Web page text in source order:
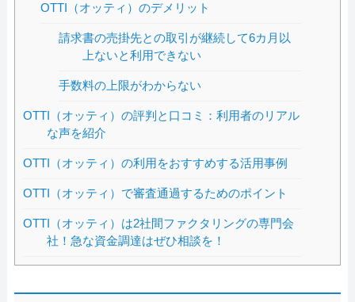
OTTI（オッティ）のデメリット
請求書の売掛先との取引が継続して6カ月以
上ないと利用できない
手数料の上限がわからない
OTTI（オッティ）の評判と口コミ：利用者のリアル
な声を紹介
OTTI（オッティ）の利用をおすすめする活用事例
OTTI（オッティ）で審査通過するためのポイント
OTTI（オッティ）は2社間ファクタリングの専門会
社！急な資金調達はぜひ相談を！